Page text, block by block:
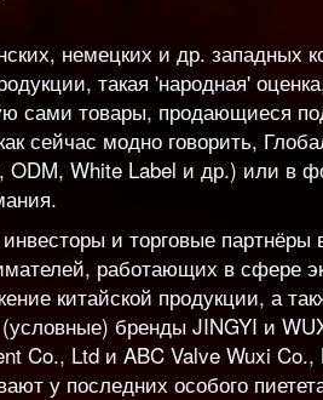
немецких и др. западных
такая 'народная'
сами товары, продающиеся
сейчас модно говорить,
ODM, White Label и др.) или в
и торговые
работающих в сфере
китайской продукции, а
бренды JINGYI и
Co., Ltd и ABC Valve Wuxi Co.,
у последних особого